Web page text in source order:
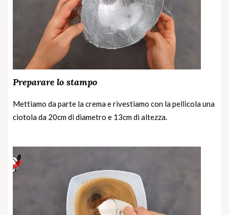
Preparare lo stampo
Mettiamo da parte la crema e rivestiamo con la pellicola una
ciotola da 20cm di diametro e 13cm di altezza.